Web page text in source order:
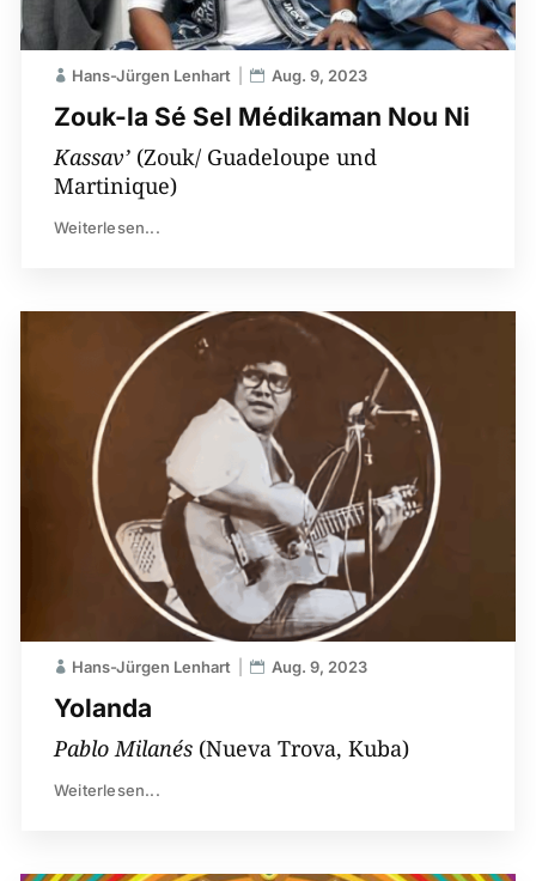
Zouk-la Sé Sel Médikaman Nou Ni
Hans-Jürgen Lenhart Aug. 9, 2023
Kassav’ (Zouk/ Guadeloupe und
Martinique)
Weiterlesen...
Yolanda
Hans-Jürgen Lenhart Aug. 9, 2023
Pablo Milanés (Nueva Trova, Kuba)
Weiterlesen...